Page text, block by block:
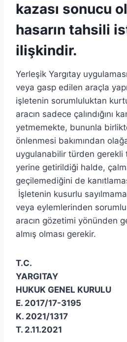
kazası sonucu
hasarın tahsili
ilişkindir.
Yerleşik Yargıtay
veya gasp edilen araçla
işletenin sorumluluktan
aracın sadece çalındığını
yetmemekte, bununla
önlenmesi bakımından
uygulanabilir türden gerekli
yerine getirildiği halde,
geçilemediğini de
İşletenin kusurlu
veya eylemlerinden
aracın gözetimi yönünden
almış olması gerekir.
T.C.
YARGITAY
HUKUK GENEL KURULU
E. 2017/17-3195
K. 2021/1317
T. 2.11.2021